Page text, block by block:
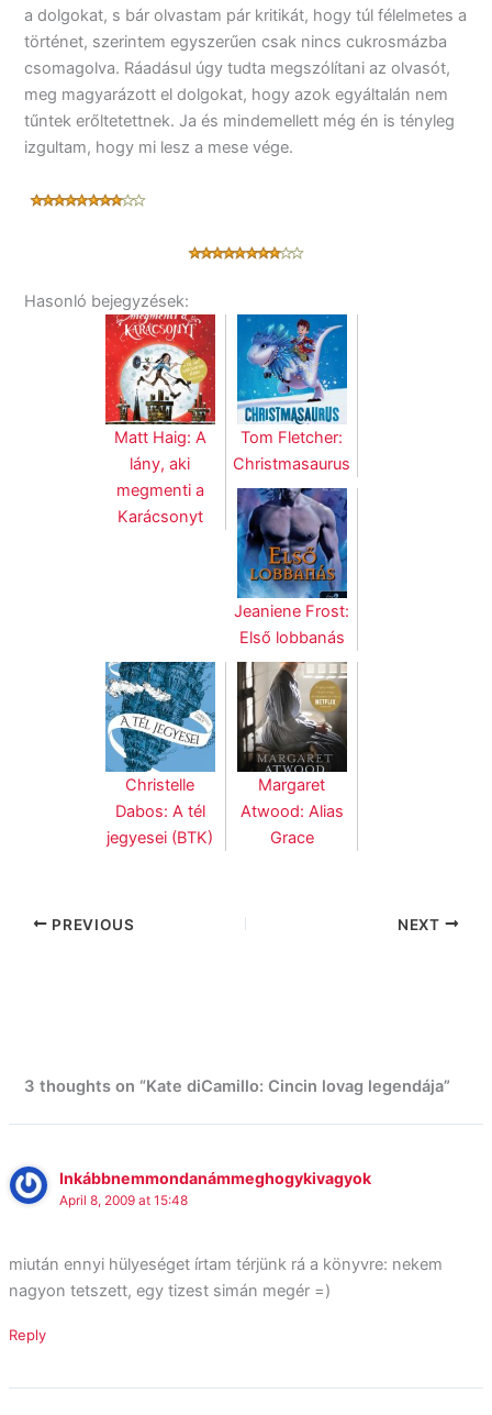
a dolgokat, s bár olvastam pár kritikát, hogy túl félelmetes a
történet, szerintem egyszerűen csak nincs cukrosmázba
csomagolva. Ráadásul úgy tudta megszólítani az olvasót,
meg magyarázott el dolgokat, hogy azok egyáltalán nem
tűntek erőltetettnek. Ja és mindemellett még én is tényleg
izgultam, hogy mi lesz a mese vége.
Hasonló bejegyzések:
Matt Haig: A
lány, aki
megmenti a
Karácsonyt
Tom Fletcher:
Christmasaurus
Jeaniene Frost:
Első lobbanás
Christelle
Dabos: A tél
jegyesei (BTK)
Margaret
Atwood: Alias
Grace
PREVIOUS NEXT
3 thoughts on “Kate diCamillo: Cincin lovag legendája”
Inkábbnemmondanámmeghogykivagyok
April 8, 2009 at 15:48
miután ennyi hülyeséget írtam térjünk rá a könyvre: nekem
nagyon tetszett, egy tizest simán megér =)
Reply